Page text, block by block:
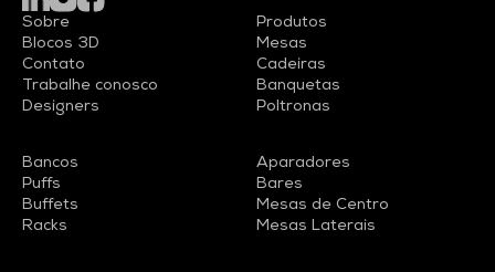
Sobre
Blocos 3D
Contato
Trabalhe conosco
Designers
Produtos
Mesas
Cadeiras
Banquetas
Poltronas
Bancos
Puffs
Buffets
Racks
Aparadores
Bares
Mesas de Centro
Mesas Laterais